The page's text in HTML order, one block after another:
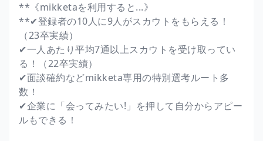
**《mikketaを利用すると...》
**✔︎登録者の10人に9人がスカウトをもらえる！
（23卒実績）
✔︎一人あたり平均7通以上スカウトを受け取ってい
る！（22卒実績）
✔︎面談確約などmikketa専用の特別選考ルート多
数！
✔︎企業に「会ってみたい!」を押して自分からアピー
ルもできる！